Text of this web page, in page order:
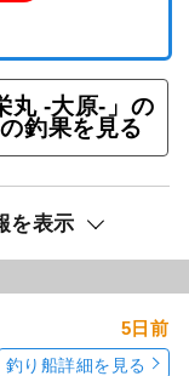
丸 -大原-」の
釣果を見る
を表示
5日前
釣り船詳細を見る